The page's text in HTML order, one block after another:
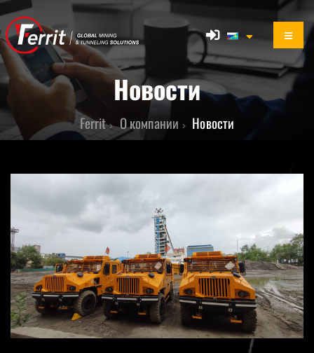
Новости
Ferrit О компании Новости